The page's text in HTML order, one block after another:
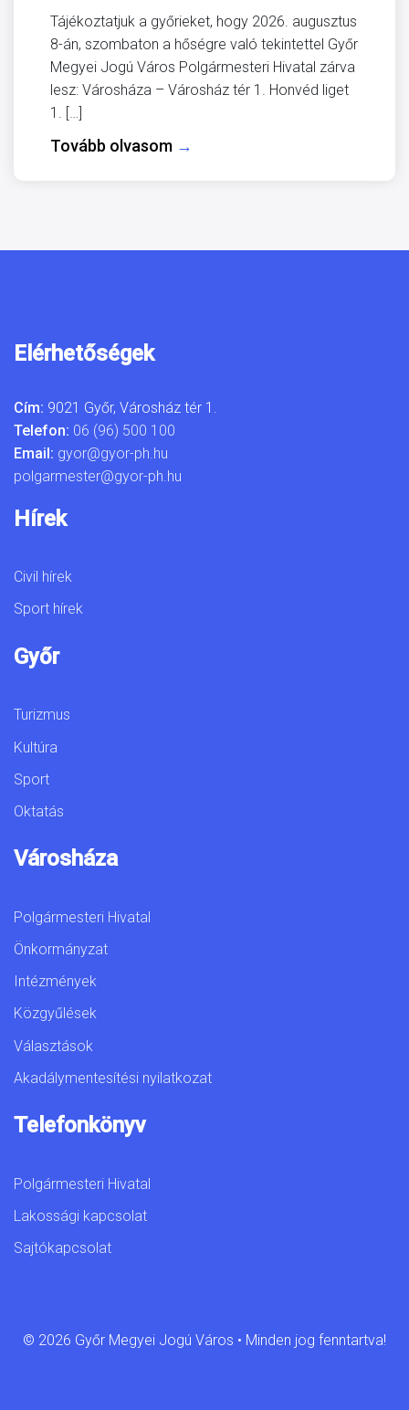
Tájékoztatjuk a győrieket, hogy 2026. augusztus
8-án, szombaton a hőségre való tekintettel Győr
Megyei Jogú Város Polgármesteri Hivatal zárva
lesz: Városháza – Városház tér 1. Honvéd liget
1. […]
Tovább olvasom →
Elérhetőségek
Cím: 9021 Győr, Városház tér 1.
Telefon: 06 (96) 500 100
Email: gyor@gyor-ph.hu
polgarmester@gyor-ph.hu
Hírek
Civil hírek
Sport hírek
Győr
Turizmus
Kultúra
Sport
Oktatás
Városháza
Polgármesteri Hivatal
Önkormányzat
Intézmények
Közgyűlések
Választások
Akadálymentesítési nyilatkozat
Telefonkönyv
Polgármesteri Hivatal
Lakossági kapcsolat
Sajtókapcsolat
© 2026 Győr Megyei Jogú Város • Minden jog fenntartva!